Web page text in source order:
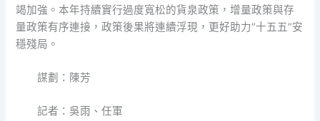
竭加強。本年持續實行過度寬松的貨泉政策，增量政策與存
量政策有序連接，政策後果將連續浮現，更好助力“十五五”安
穩殘局。
謀劃：陳芳
記者：吳雨、任軍